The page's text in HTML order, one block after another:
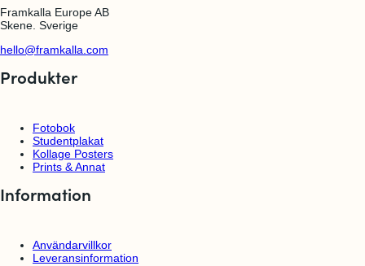
Framkalla Europe AB
Skene. Sverige
hello@framkalla.com
Produkter
Fotobok
Studentplakat
Kollage Posters
Prints & Annat
Information
Användarvillkor
Leveransinformation